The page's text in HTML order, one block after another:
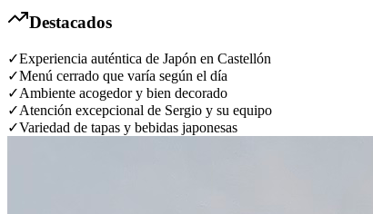
Destacados
✓Experiencia auténtica de Japón en Castellón
✓Menú cerrado que varía según el día
✓Ambiente acogedor y bien decorado
✓Atención excepcional de Sergio y su equipo
✓Variedad de tapas y bebidas japonesas